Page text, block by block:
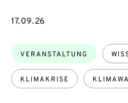
Themen:
VERANSTALTUNG
KLIMAKRISE
EVENTBEGINSON
17.09.26